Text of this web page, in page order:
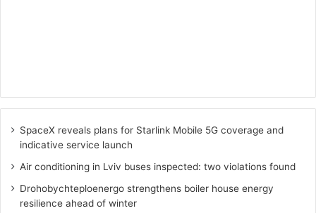
SpaceX reveals plans for Starlink Mobile 5G coverage and
indicative service launch
Air conditioning in Lviv buses inspected: two violations found
Drohobychteploenergo strengthens boiler house energy
resilience ahead of winter